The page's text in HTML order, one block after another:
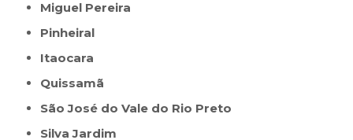
Miguel Pereira
Pinheiral
Itaocara
Quissamã
São José do Vale do Rio Preto
Silva Jardim